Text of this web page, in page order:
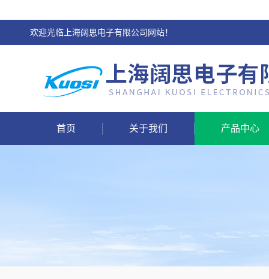
欢迎光临上海阔思电子有限公司网站！
首页 关于我们 产品中心